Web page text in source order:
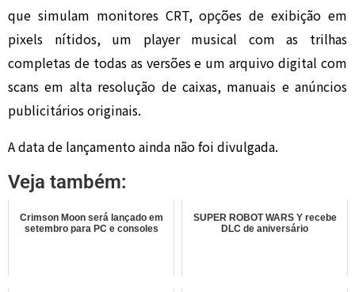
que simulam monitores CRT, opções de exibição em
pixels nítidos, um player musical com as trilhas
completas de todas as versões e um arquivo digital com
scans em alta resolução de caixas, manuais e anúncios
publicitários originais.
A data de lançamento ainda não foi divulgada.
Veja também:
Crimson Moon será lançado em
setembro para PC e consoles
SUPER ROBOT WARS Y recebe
DLC de aniversário